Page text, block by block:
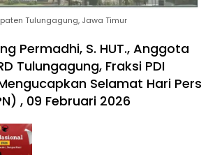
Tulungagung, Jawa Timur
Permadhi, S. HUT., Anggota
Tulungagung, Fraksi PDI
Selamat Hari Pers
, 09 Februari 2026